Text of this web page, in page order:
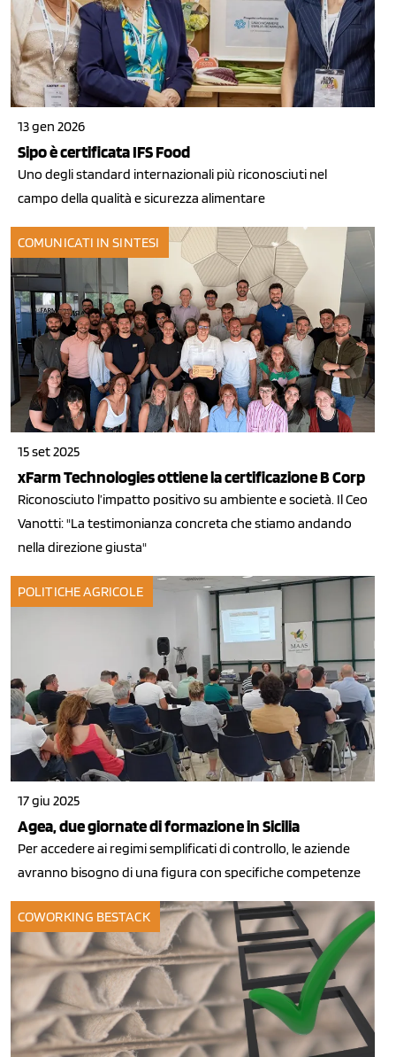
13 gen 2026
Sipo è certificata IFS Food
Uno degli standard internazionali più riconosciuti nel
campo della qualità e sicurezza alimentare
COMUNICATI IN SINTESI
15 set 2025
xFarm Technologies ottiene la certificazione B Corp
Riconosciuto l’impatto positivo su ambiente e società. Il Ceo
Vanotti: "La testimonianza concreta che stiamo andando
nella direzione giusta"
POLITICHE AGRICOLE
17 giu 2025
Agea, due giornate di formazione in Sicilia
Per accedere ai regimi semplificati di controllo, le aziende
avranno bisogno di una figura con specifiche competenze
COWORKING BESTACK